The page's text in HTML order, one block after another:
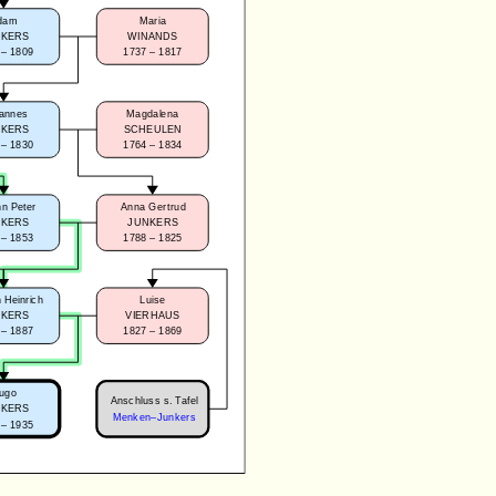
Luise
VIERHAUS
1827 – 1869
Heinrich
1887
1935
Anna Gertrud
JUNKERS
1788 – 1825
Peter
1853
Magdalena
SCHEULEN
1764 – 1834
1830
Maria
WINANDS
1737 – 1817
1809
Anschluss s. Tafel
Menken–Junkers